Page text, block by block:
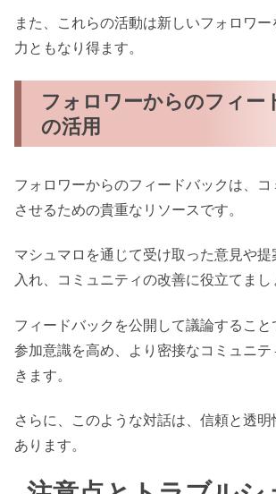
また、これらの活動は新しいフォロワ
力ともなり得ます。
フォロワーからのフィー
の活用
フォロワーからのフィードバックは、
させるための貴重なリソースです。
マシュマロを通じて受け取った意見や提
入れ、コミュニティの改善に役立てまし
フィードバックを公開して議論するこ
参加意識を高め、より密接なコミュニ
きます。
さらに、このような対話は、信頼と透
あります。